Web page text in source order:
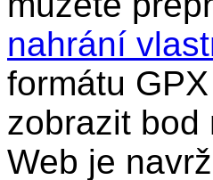
nahrání
formátu
zobrazit bod
Web je